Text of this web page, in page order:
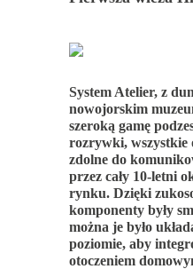
System Atelier, z
nowojorskim
szeroką gamę
rozrywki, wszystkie
zdolne do
przez cały 10-letni
rynku. Dzięki
komponenty były
można je było
poziomie, aby
otoczeniem